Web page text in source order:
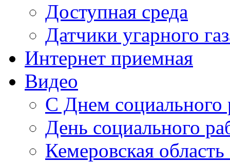
Доступная среда
Датчики угарного
Интернет приемная
Видео
С Днем социального
День социального
Кемеровская